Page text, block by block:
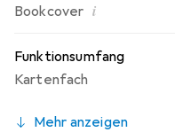
Bookcover i
Funktionsumfang
Kartenfach
Mehr anzeigen